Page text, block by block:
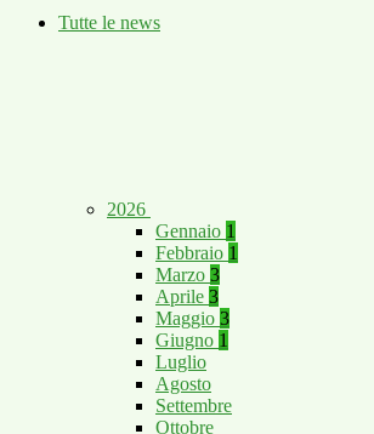
Tutte le news
2026
Gennaio 1
Febbraio 1
Marzo 3
Aprile 3
Maggio 3
Giugno 1
Luglio
Agosto
Settembre
Ottobre